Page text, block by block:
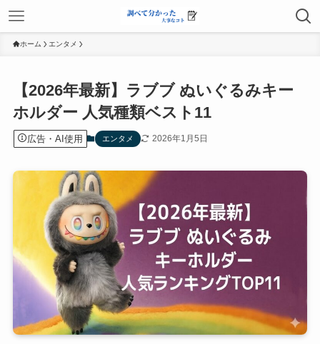
ホーム エンタメ
【2026年最新】ラブブ ぬいぐるみキー
ホルダー 人気種類ベスト11
広告・AI使用 エンタメ 2026年1月5日